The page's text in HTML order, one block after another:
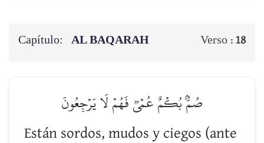
Capítulo: AL BAQARAH Verso : 18
صُمُّۢ بُكۡمٌ عُمۡيٞ فَهُمۡ لَا يَرۡجِعُونَ
Están sordos, mudos y ciegos (ante